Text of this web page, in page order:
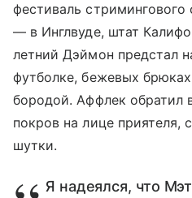
фестиваль
— в Инглвуде, штат
летний Дэймон предстал
футболке, бежевых
бородой. Аффлек обратил
покров на лице приятеля,
шутки.
Я надеялся, что